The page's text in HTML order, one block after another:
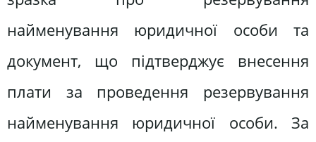
найменування юридичної особи та
документ, що підтверджує внесення
плати за проведення резервування
найменування юридичної особи. За